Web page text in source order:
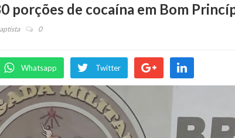
porções de cocaína em Bom
0
Whatsapp Twitter